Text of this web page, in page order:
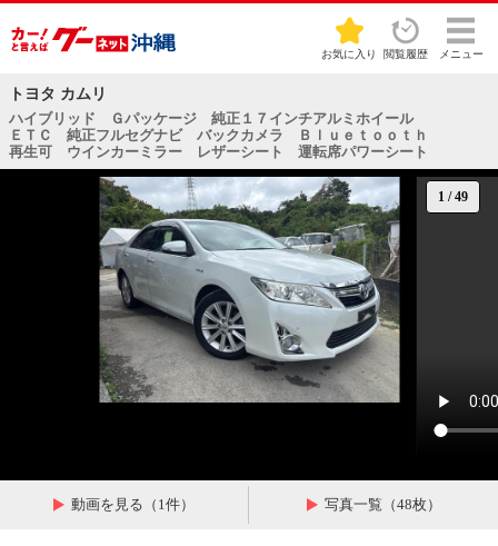
お気に入り 閲覧履歴 メニュー
トヨタ カムリ
ハイブリッド Ｇパッケージ 純正１７インチアルミホイール
ＥＴＣ 純正フルセグナビ バックカメラ Ｂｌｕｅｔｏｏｔｈ
再生可 ウインカーミラー レザーシート 運転席パワーシート
1 /49
動画を見る（1件） 写真一覧（48枚）